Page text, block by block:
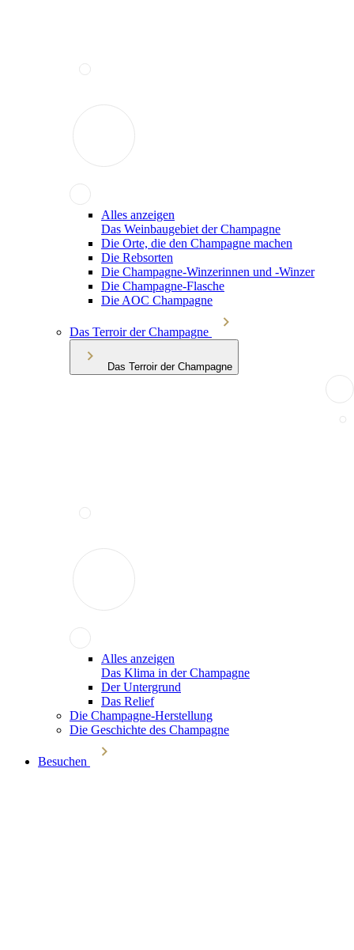
Alles anzeigen
Das Weinbaugebiet der Champagne
Die Orte, die den Champagne machen
Die Rebsorten
Die Champagne-Winzerinnen und -Winzer
Die Champagne-Flasche
Die AOC Champagne
Das Terroir der Champagne
Das Terroir der Champagne
Alles anzeigen
Das Klima in der Champagne
Der Untergrund
Das Relief
Die Champagne-Herstellung
Die Geschichte des Champagne
Besuchen